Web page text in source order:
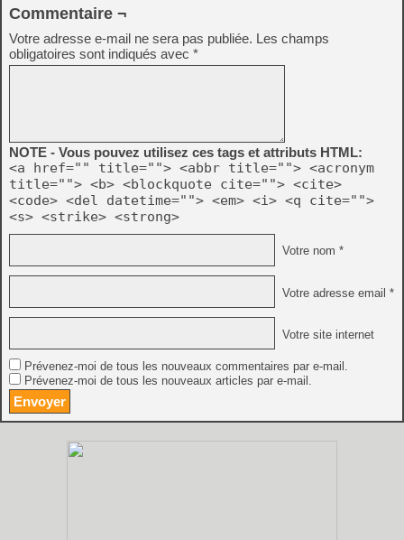
Commentaire ¬
Votre adresse e-mail ne sera pas publiée. Les champs
obligatoires sont indiqués avec *
NOTE - Vous pouvez utilisez ces tags et attributs HTML:
<a href="" title=""> <abbr title=""> <acronym
title=""> <b> <blockquote cite=""> <cite>
<code> <del datetime=""> <em> <i> <q cite="">
<s> <strike> <strong>
Votre nom *
Votre adresse email *
Votre site internet
Prévenez-moi de tous les nouveaux commentaires par e-mail.
Prévenez-moi de tous les nouveaux articles par e-mail.